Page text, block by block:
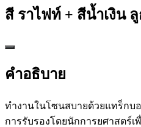
สี ราไฟท์ + สีน้ำเงิน
คำอธิบาย
ทำงานในโซนสบายด้วยแทร็กบอ
การรับรองโดยนักการยศาสตร์